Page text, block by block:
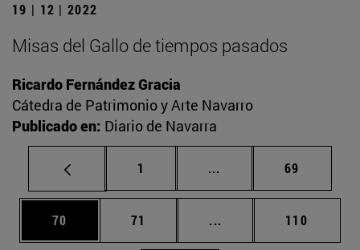
19 | 12 | 2022
Misas del Gallo de tiempos pasados
Ricardo Fernández Gracia
Cátedra de Patrimonio y Arte Navarro
Publicado en: Diario de Navarra
Página
1 ... Páginas intermedias
Página
69
Página
70 Página
71 ... Páginas intermedias
Página
110